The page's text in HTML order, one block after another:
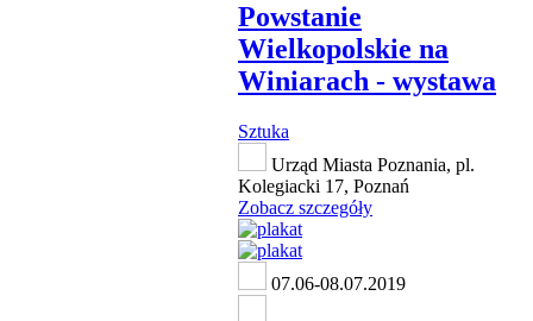
Powstanie
Wielkopolskie na
Winiarach - wystawa
Sztuka
Urząd Miasta Poznania, pl.
Kolegiacki 17, Poznań
Zobacz szczegóły
07.06-08.07.2019